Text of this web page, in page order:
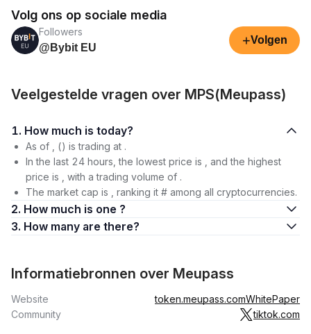
Volg ons op sociale media
Followers
@Bybit EU
+Volgen
Veelgestelde vragen over MPS(Meupass)
1. How much is today?
As of , () is trading at .
In the last 24 hours, the lowest price is , and the highest
price is , with a trading volume of .
The market cap is , ranking it # among all cryptocurrencies.
2. How much is one ?
3. How many are there?
Informatiebronnen over Meupass
Website token.meupass.comWhitePaper
Community
tiktok.com